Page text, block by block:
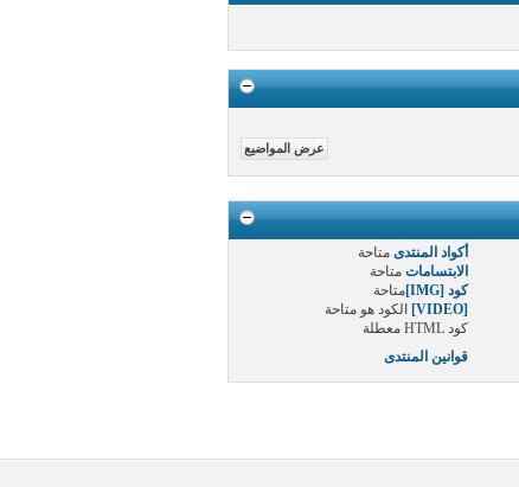
أكواد المنتدى متاحة
الابتسامات متاحة
كود [IMG]
متاحة
[VIDEO]
الكود هومتاحة
كود HTML
معطلة
قوانين المنتدى